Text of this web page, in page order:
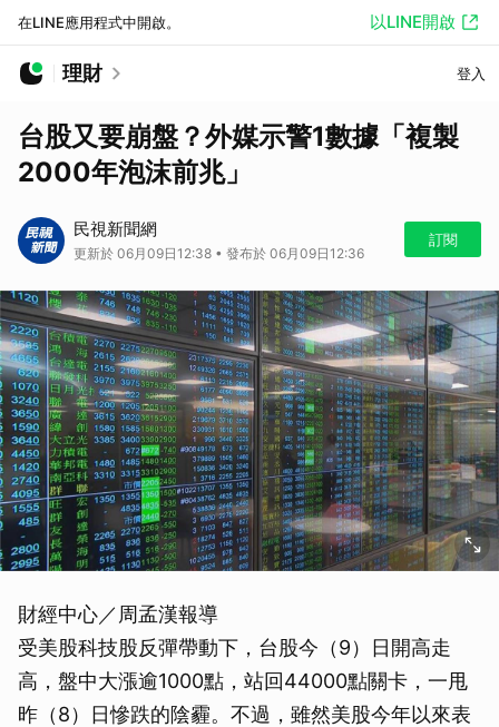
在LINE應用程式中開啟。 以LINE開啟
理財 登入
台股又要崩盤？外媒示警1數據「複製
2000年泡沫前兆」
民視新聞網
更新於 06月09日12:38 • 發布於 06月09日12:36
訂閱
財經中心／周孟漢報導
受美股科技股反彈帶動下，台股今（9）日開高走
高，盤中大漲逾1000點，站回44000點關卡，一甩
昨（8）日慘跌的陰霾。不過，雖然美股今年以來表